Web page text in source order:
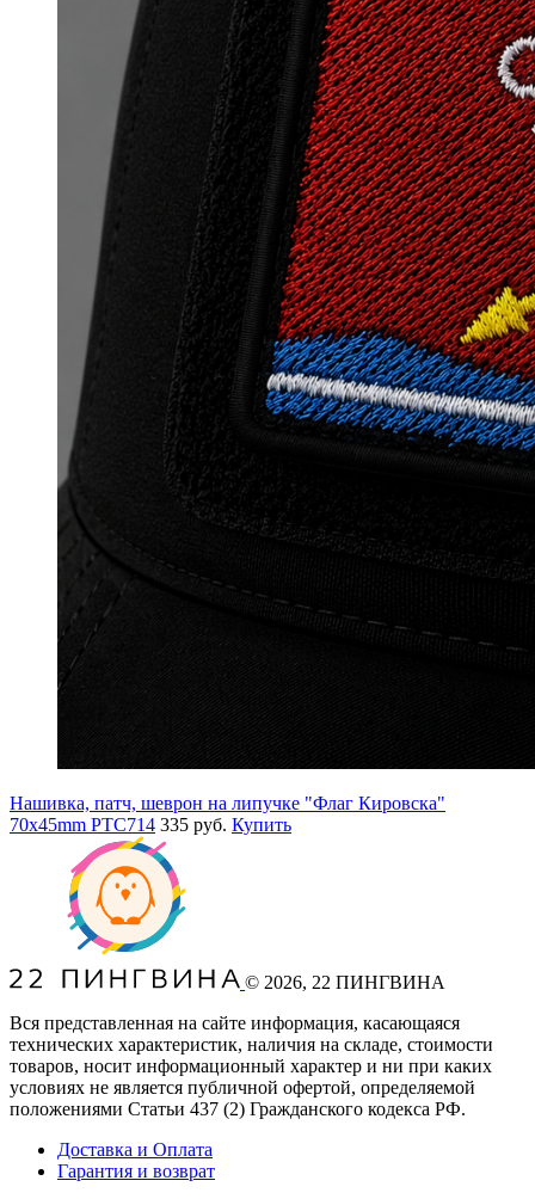
Нашивка, патч, шеврон на липучке "Флаг Кировска"
70x45mm PTC714 335 руб. Купить
© 2026, 22 ПИНГВИНА
Вся представленная на сайте информация, касающаяся
технических характеристик, наличия на складе, стоимости
товаров, носит информационный характер и ни при каких
условиях не является публичной офертой, определяемой
положениями Статьи 437 (2) Гражданского кодекса РФ.
Доставка и Оплата
Гарантия и возврат